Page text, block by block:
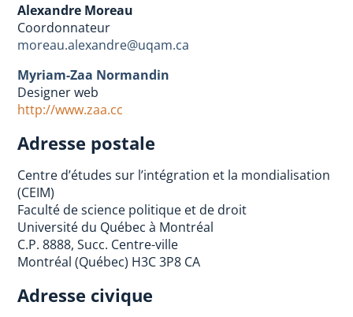
Alexandre Moreau
Coordonnateur
moreau.alexandre@uqam.ca
Myriam-Zaa Normandin
Designer web
http://www.zaa.cc
Adresse postale
Centre d’études sur l’intégration et la mondialisation
(CEIM)
Faculté de science politique et de droit
Université du Québec à Montréal
C.P. 8888, Succ. Centre-ville
Montréal (Québec) H3C 3P8 CA
Adresse civique